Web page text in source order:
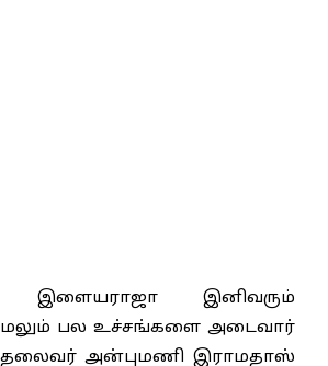
இளையராஜா இனிவரும்
பல உச்சங்களை அடைவார்
தலைவர் அன்புமணி இராமதாஸ்